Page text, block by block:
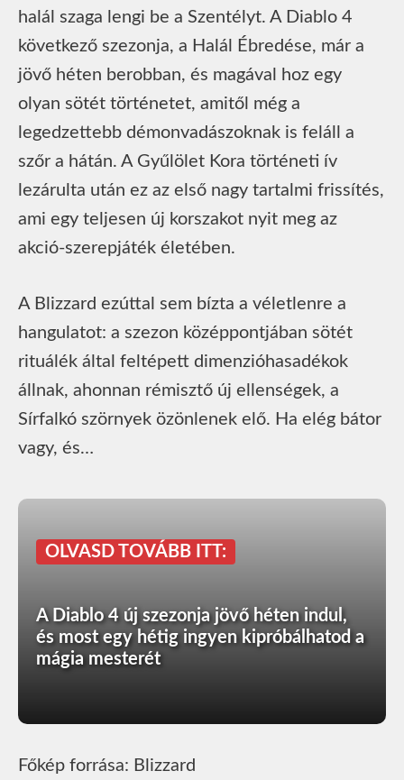
halál szaga lengi be a Szentélyt. A Diablo 4
következő szezonja, a Halál Ébredése, már a
jövő héten berobban, és magával hoz egy
olyan sötét történetet, amitől még a
legedzettebb démonvadászoknak is feláll a
szőr a hátán. A Gyűlölet Kora történeti ív
lezárulta után ez az első nagy tartalmi frissítés,
ami egy teljesen új korszakot nyit meg az
akció-szerepjáték életében.
A Blizzard ezúttal sem bízta a véletlenre a
hangulatot: a szezon középpontjában sötét
rituálék által feltépett dimenzióhasadékok
állnak, ahonnan rémisztő új ellenségek, a
Sírfalkó szörnyek özönlenek elő. Ha elég bátor
vagy, és…
OLVASD TOVÁBB ITT:
A Diablo 4 új szezonja jövő héten indul,
és most egy hétig ingyen kipróbálhatod a
mágia mesterét
Főkép forrása: Blizzard